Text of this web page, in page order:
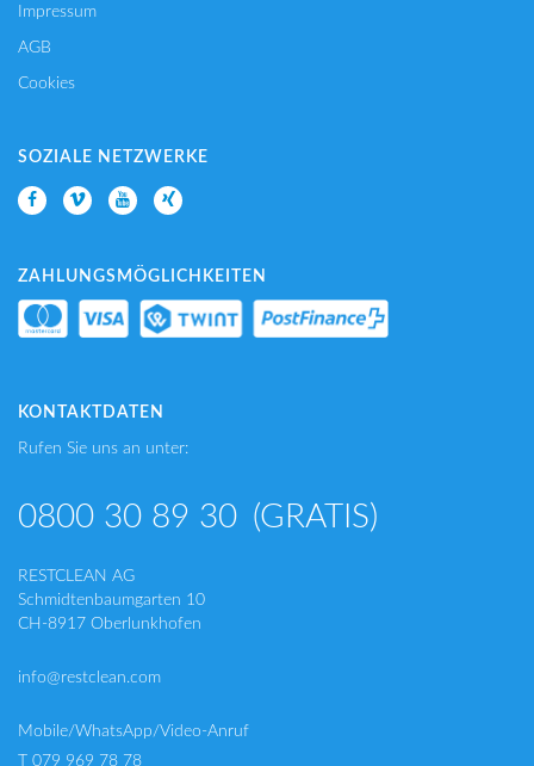
Impressum
AGB
Cookies
SOZIALE NETZWERKE
ZAHLUNGSMÖGLICHKEITEN
KONTAKTDATEN
Rufen Sie uns an unter:
0800 30 89 30 (GRATIS)
RESTCLEAN AG
Schmidtenbaumgarten 10
CH-8917 Oberlunkhofen
info@restclean.com
Mobile/WhatsApp/Video-Anruf
T 079 969 78 78